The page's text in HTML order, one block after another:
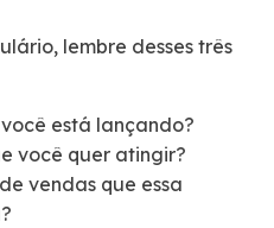
lembre desses três
está lançando?
você quer atingir?
vendas que essa